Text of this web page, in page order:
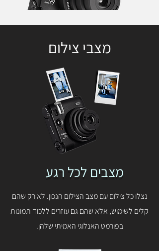
מצבי צילום
מצבים לכל רגע
נצלו כל צילום עם מצב הצילום הנכון. לא רק שהם
קלים לשימוש, אלא שהם גם עוזרים ללכוד תמונות
בפורמט האנלוגי האמיתי שלהן.